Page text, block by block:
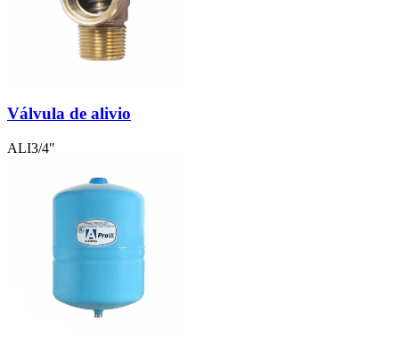
Válvula de alivio
ALI3/4"